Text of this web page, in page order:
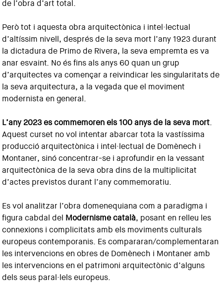
de l’obra d’art total.
Però tot i aquesta obra arquitectònica i intel·lectual
d’altíssim nivell, després de la seva mort l’any 1923 durant
la dictadura de Primo de Rivera, la seva empremta es va
anar esvaint. No és fins als anys 60 quan un grup
d’arquitectes va començar a reivindicar les singularitats de
la seva arquitectura, a la vegada que el moviment
modernista en general.
L’any 2023 es commemoren els 100 anys de la seva mort.
Aquest curset no vol intentar abarcar tota la vastíssima
producció arquitectònica i intel·lectual de Domènech i
Montaner, sinó concentrar-se i aprofundir en la vessant
arquitectònica de la seva obra dins de la multiplicitat
d’actes previstos durant l’any commemoratiu.
Es vol analitzar l’obra domenequiana com a pa­radigma i
figura cabdal del Modernisme català, posant en relleu les
connexions i complicitats amb els moviments culturals
europeus contemporanis. Es compararan/complementaran
les interven­cions en obres de Domènech i Montaner amb
les intervencions en el patrimoni arquitectònic d’al­guns
dels seus paral·lels europeus.